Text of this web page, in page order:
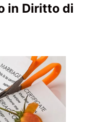
in Diritto di